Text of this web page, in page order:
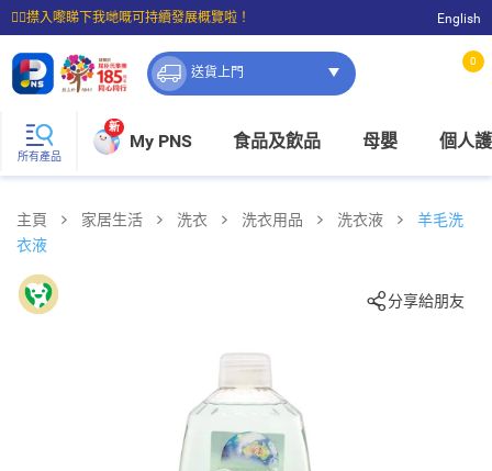
☝🏼㩒入嚟睇下我哋嘅可持續發展概覽啦！
⭐購物滿$399即享免費送貨；滿$100即可免費店取。
English
送貨上門
0
所有產品
新
My PNS 食品及飲品 母嬰 個人
主頁 家居生活 洗衣 洗衣用品 洗衣液
羊毛洗
衣液
分享給朋友